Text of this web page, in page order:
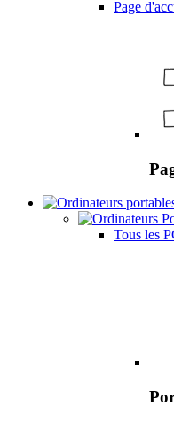
Page
Tous les